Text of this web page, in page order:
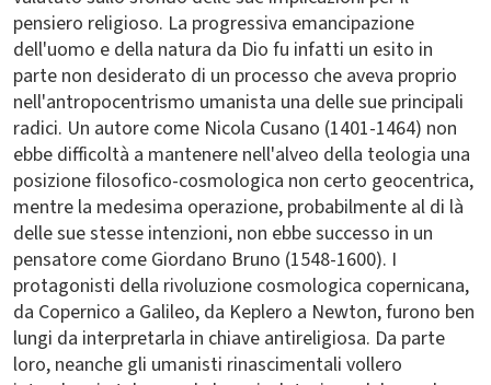
pensiero religioso. La progressiva emancipazione
dell'uomo e della natura da Dio fu infatti un esito in
parte non desiderato di un processo che aveva proprio
nell'antropocentrismo umanista una delle sue principali
radici. Un autore come Nicola Cusano (1401-1464) non
ebbe difficoltà a mantenere nell'alveo della teologia una
posizione filosofico-cosmologica non certo geocentrica,
mentre la medesima operazione, probabilmente al di là
delle sue stesse intenzioni, non ebbe successo in un
pensatore come Giordano Bruno (1548-1600). I
protagonisti della rivoluzione cosmologica copernicana,
da Copernico a Galileo, da Keplero a Newton, furono ben
lungi da interpretarla in chiave antireligiosa. Da parte
loro, neanche gli umanisti rinascimentali vollero